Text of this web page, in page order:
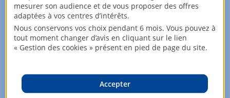
mesurer son audience et de vous proposer des offres
adaptées à vos centres d’intérêts.
Nous conservons vos choix pendant 6 mois. Vous pouvez à
tout moment changer d’avis en cliquant sur le lien
« Gestion des cookies » présent en pied de page du site.
Accepter